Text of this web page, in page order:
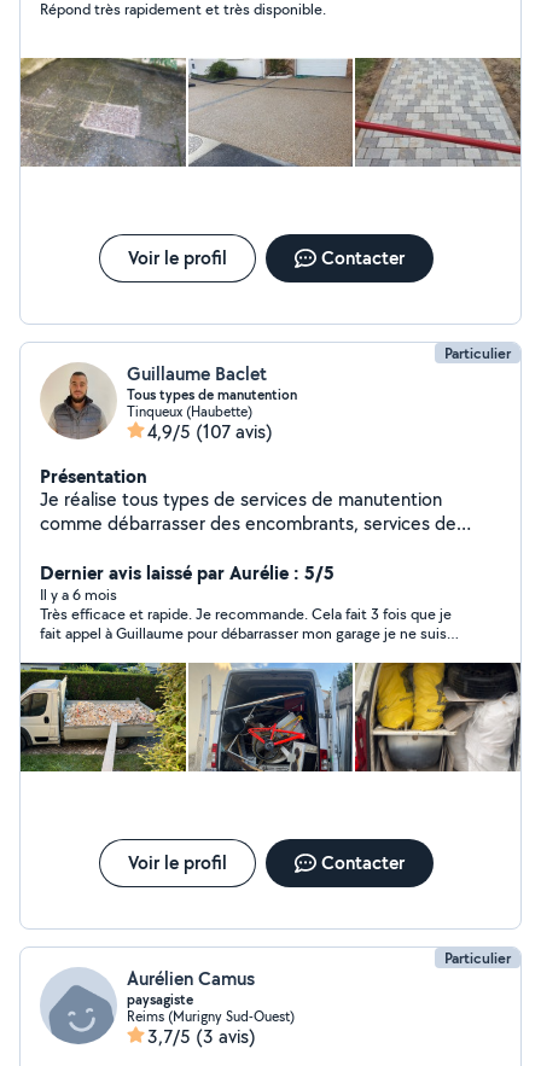
Imprimé, Coloré, Lisse, Boucharde, Balayé, Sablé, etc
Travaux" qui se situe a Reims Rénovation générale
Intérieure et extérieure, Pour toutes vos questions ou
renseignements ne hésiter pas à me contacter à tout
moment, Bien cordialement
Répond très rapidement et très disponible.
Voir le profil Contacter
Particulier
Guillaume Baclet
Tous types de manutention
Tinqueux (Haubette)
4,9/5 (107 avis)
Présentation
Je réalise tous types de services de manutention
comme débarrasser des encombrants, services de
demande.
Dernier avis laissé par Aurélie : 5/5
Il y a 6 mois
Très efficace et rapide. Je recommande. Cela fait 3 fois que je
fait appel à Guillaume pour débarrasser mon garage je ne suis
Voir le profil Contacter
Particulier
Aurélien Camus
paysagiste
Reims (Murigny Sud-Ouest)
3,7/5 (3 avis)